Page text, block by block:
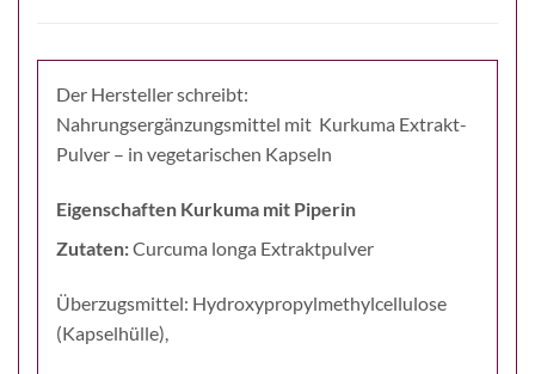
Der Hersteller schreibt:
Nahrungsergänzungsmittel mit Kurkuma Extrakt-
Pulver – in vegetarischen Kapseln
Eigenschaften Kurkuma mit Piperin
Zutaten:Curcuma longa Extraktpulver
Überzugsmittel: Hydroxypropylmethylcellulose
(Kapselhülle),